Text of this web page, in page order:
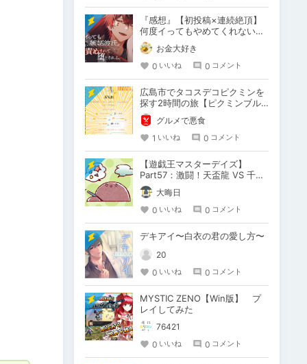
『感想』【初投稿×連続絶頂】
何度イってもやめてくれない嫉
妬彼氏に激責めされて堕とされ
る。お金大好き
0 いいね 0 コメント
広島市でタコスデコピクミンを
探す2時間の旅【ピクミンブル
ーム / Pikmin Bloom】
グルメで悪食
1 いいね 0 コメント
【遊戯王マスターデイズ】
Part57：激闘！天盃龍 VS 千年
D【架空デュエル】
大晦日
0 いいね 0 コメント
デキアイ〜白衣の君の愛し方〜
20
0 いいね 0 コメント
MYSTIC ZENO【Win版】 プ
レイしてみた
76421
0 いいね 0 コメント